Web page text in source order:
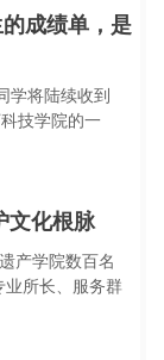
成绩单，是
学将陆续收到
技学院的一
文化根脉
产学院数百名
所长、服务群